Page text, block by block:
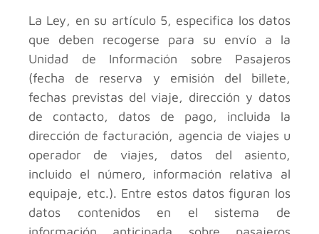
La Ley, en su artículo 5, especifica los datos
que deben recogerse para su envío a la
Unidad de Información sobre Pasajeros
(fecha de reserva y emisión del billete,
fechas previstas del viaje, dirección y datos
de contacto, datos de pago, incluida la
dirección de facturación, agencia de viajes u
operador de viajes, datos del asiento,
incluido el número, información relativa al
equipaje, etc.). Entre estos datos figuran los
datos contenidos en el sistema de